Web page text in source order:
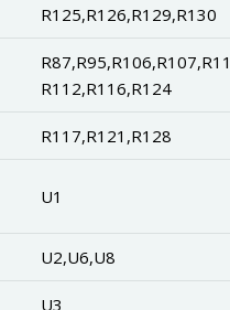
R125,R126,R129,R130
R112,R116,R124
R117,R121,R128
U1
U2,U6,U8
U3